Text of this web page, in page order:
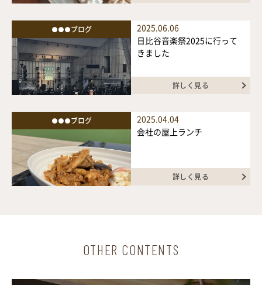
●●●ブログ
2025.06.06
日比谷音楽祭2025に行って
きました
詳しく見る
●●●ブログ
2025.04.04
会社の屋上ランチ
詳しく見る
OTHER CONTENTS